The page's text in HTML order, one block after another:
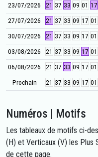
23/07/2026 21 37 33 09 01 17
27/07/2026
21 37 33 09 17 01
30/07/2026
21 37 33 09 17 01
03/08/2026
21 37 33 09 17 01
06/08/2026
21 37 33 09 17 01
Prochain
21 37 33 09 17 01
Numéros | Motifs
Les tableaux de motifs ci-
(H) et Verticaux (V) les Plus
de cette page.